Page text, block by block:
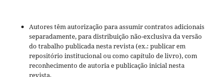
Autores têm autorização para assumir contratos adicionais
separadamente, para distribuição não-exclusiva da versão
do trabalho publicada nesta revista (ex.: publicar em
repositório institucional ou como capítulo de livro), com
reconhecimento de autoria e publicação inicial nesta
revista.